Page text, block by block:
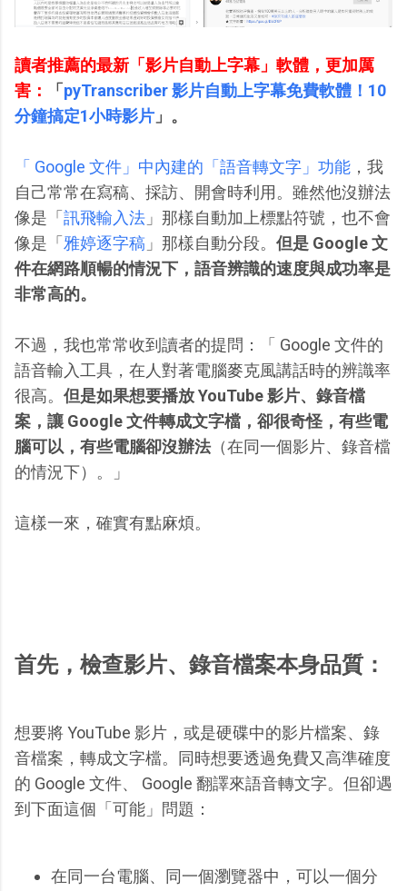
讀者推薦的最新「影片自動上字幕」軟體，更加厲
害：
「 pyTranscriber 影片自動上字幕免費軟體！10
分鐘搞定1小時影片 」。
「 Google 文件」中內建的「語音轉文字」功能 ，我
自己常常在寫稿、採訪、開會時利用。雖然他沒辦法
像是「 訊飛輸入法 」那樣自動加上標點符號，也不會
像是「 雅婷逐字稿 」那樣自動分段。 但是 Google 文
件在網路順暢的情況下，語音辨識的速度與成功率是
非常高的。
不過，我也常常收到讀者的提問：「 Google 文件的
語音輸入工具，在人對著電腦麥克風講話時的辨識率
很高。 但是如果想要播放 YouTube 影片、錄音檔
案，讓 Google 文件轉成文字檔，卻很奇怪，有些電
腦可以，有些電腦卻沒辦法（在同一個影片、錄音檔
的情況下）。」
這樣一來，確實有點麻煩。
首先，檢查影片、錄音檔案本身品質：
想要將 YouTube 影片，或是硬碟中的影片檔案、錄
音檔案，轉成文字檔。同時想要透過免費又高準確度
的 Google 文件、 Google 翻譯來語音轉文字。但卻遇
到下面這個「可能」問題：
在同一台電腦、同一個瀏覽器中，可以一個分